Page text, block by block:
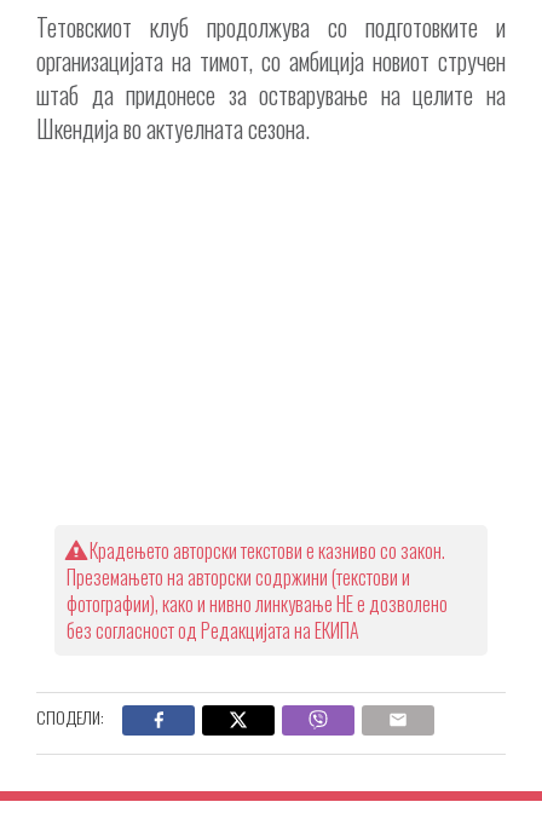
Тетовскиот клуб продолжува со подготовките и
организацијата на тимот, со амбиција новиот стручен
штаб да придонесе за остварување на целите на
Шкендија во актуелната сезона.
Крадењето авторски текстови е казниво со закон.
Преземањето на авторски содржини (текстови и
фотографии), како и нивно линкување НЕ е дозволено
без согласност од Редакцијата на ЕКИПА
СПОДЕЛИ: